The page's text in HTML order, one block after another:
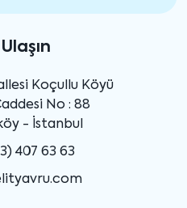
Koçullu Köyü
No : 88
- İstanbul
407 63 63